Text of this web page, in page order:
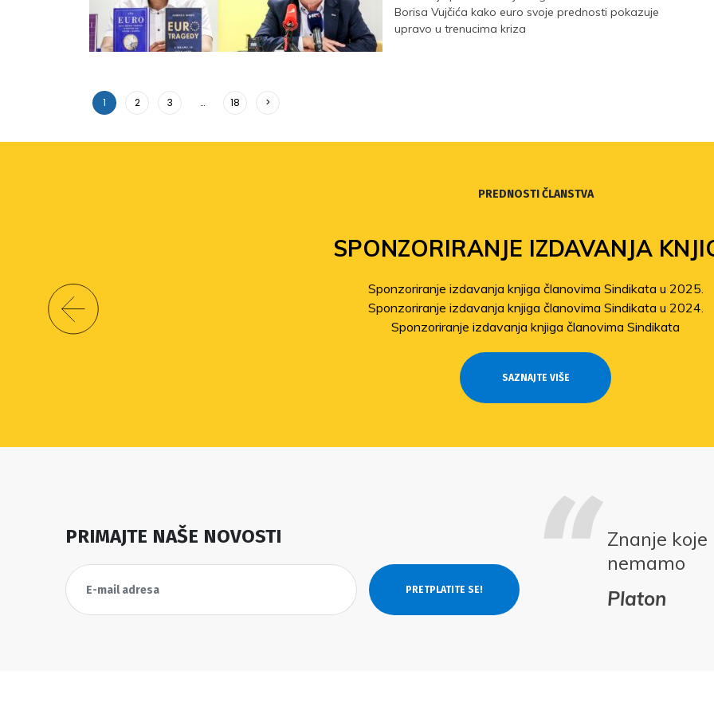
Borisa Vujčića kako euro svoje prednosti pokazuje
upravo u trenucima kriza
1 2 3 … 18 >
PREDNOSTI ČLANSTVA
SPONZORIRANJE IZDAVANJA
Sponzoriranje izdavanja knjiga članovima Sindikata u 2025.
Sponzoriranje izdavanja knjiga članovima Sindikata u 2024.
Sponzoriranje izdavanja knjiga članovima Sindikata
SAZNAJTE VIŠE
PRIMAJTE NAŠE NOVOSTI
Znanje
nemamo
Platon